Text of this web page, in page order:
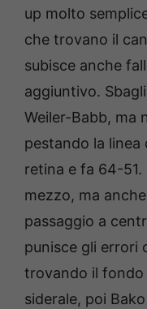
up molto
che trovano il
subisce anche
aggiuntivo.
Weiler-Babb, ma
pestando la linea
retina e fa 64-
mezzo, ma
passaggio a
punisce gli errori
trovando il fondo
siderale, poi